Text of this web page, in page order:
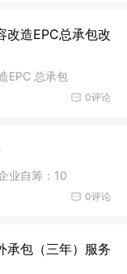
改造EPC总承包改
EPC 总承包
0评论
业自筹：10
0评论
承包（三年）服务